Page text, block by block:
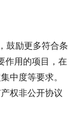
鼓励更多符合条
作用的项目，在
中度等要求。
权非公开协议